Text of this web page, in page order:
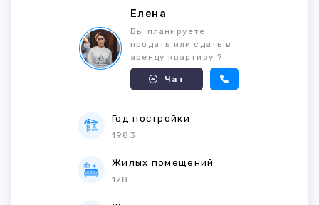
Елена
Вы планируете
продать или сдать в
аренду квартиру ?
Чат
Год постройки
1983
Жилых помещений
128